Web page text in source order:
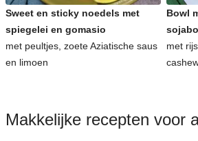
Sweet en sticky noedels met
spiegelei en gomasio
met peultjes, zoete Aziatische saus
en limoen
Bowl
met
Makkelijke recepten voor